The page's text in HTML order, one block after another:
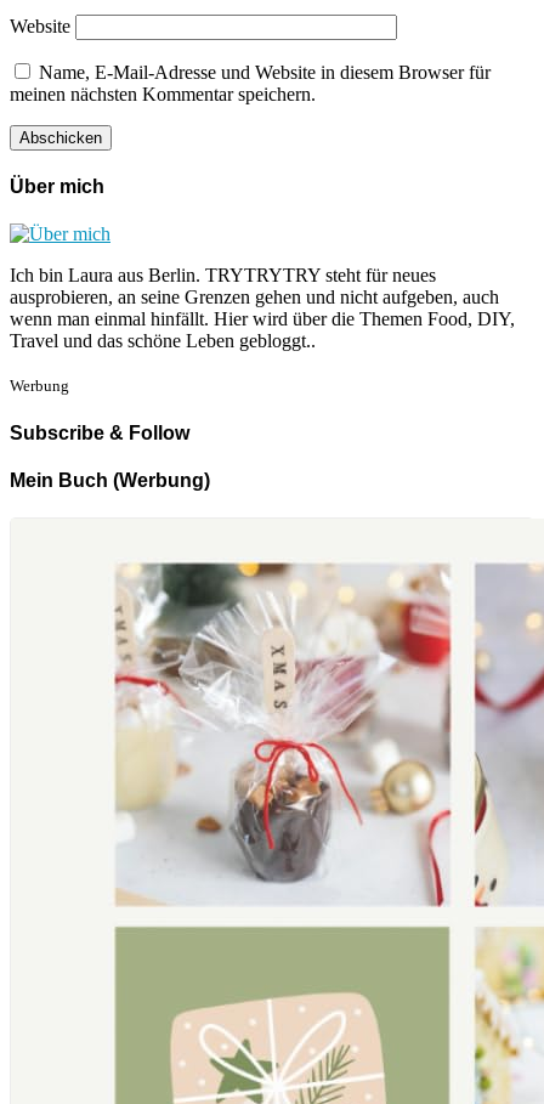
Website
Name, E-Mail-Adresse und Website in diesem Browser für
meinen nächsten Kommentar speichern.
Über mich
Ich bin Laura aus Berlin. TRYTRYTRY steht für neues
ausprobieren, an seine Grenzen gehen und nicht aufgeben, auch
wenn man einmal hinfällt. Hier wird über die Themen Food, DIY,
Travel und das schöne Leben gebloggt..
Werbung
Subscribe & Follow
Mein Buch (Werbung)